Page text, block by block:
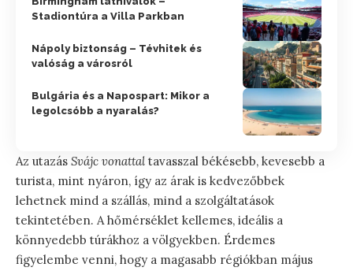
Stadiontúra a Villa Parkban
Nápoly biztonság – Tévhitek és
valóság a városról
Bulgária és a Napospart: Mikor a
legolcsóbb a nyaralás?
Az utazás Svájc vonattal tavasszal békésebb, kevesebb a
turista, mint nyáron, így az árak is kedvezőbbek
lehetnek mind a szállás, mind a szolgáltatások
tekintetében. A hőmérséklet kellemes, ideális a
könnyedebb túrákhoz a völgyekben. Érdemes
figyelembe venni, hogy a magasabb régiókban május